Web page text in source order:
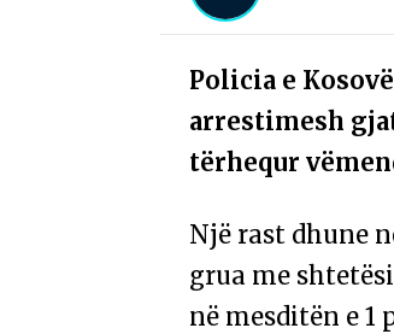
Policia e
arrestimesh
tërhequr
Një rast dhune
grua me
në mesditën e